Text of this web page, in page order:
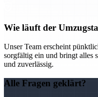
Wie läuft der
Unser Team erscheint
sorgfältig ein und bringt alles
und zuverlässig.
Alle Fragen geklärt?